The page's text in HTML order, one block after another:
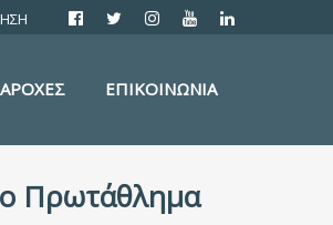
ΕΠΙΚΟΙΝΩΝΙΑ
Πρωτάθλημα